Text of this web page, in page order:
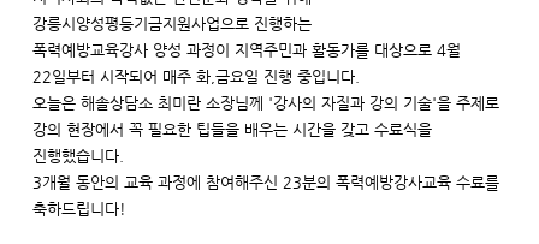
강릉시양성평등기금지원사업으로 진행하는
폭력예방교육강사 양성 과정이 지역주민과 활동가를 대상으로 4월
22일부터 시작되어 매주 화,금요일 진행 중입니다.
오늘은 해솔상담소 최미란 소장님께 '강사의 자질과 강의 기술'을 주제로
강의 현장에서 꼭 필요한 팁들을 배우는 시간을 갖고 수료식을
진행했습니다.
3개월 동안의 교육 과정에 참여해주신 23분의 폭력예방강사교육 수료를
축하드립니다!